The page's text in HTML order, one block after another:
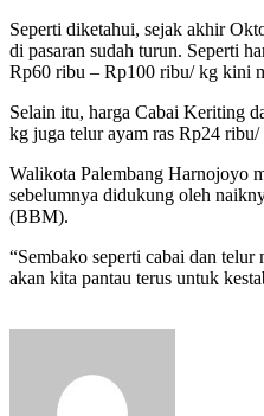
Seperti diketahui, sejak akhir
di pasaran sudah turun. Seperti
Rp60 ribu – Rp100 ribu/ kg kini
Selain itu, harga Cabai Keriting
kg juga telur ayam ras Rp24 ribu/
Walikota Palembang Harnojoyo
sebelumnya didukung oleh
(BBM).
“Sembako seperti cabai dan
akan kita pantau terus untuk